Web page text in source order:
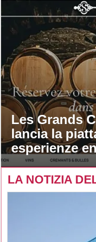
Les Grands
lancia la
esperienze
maison
LA NOTIZIA